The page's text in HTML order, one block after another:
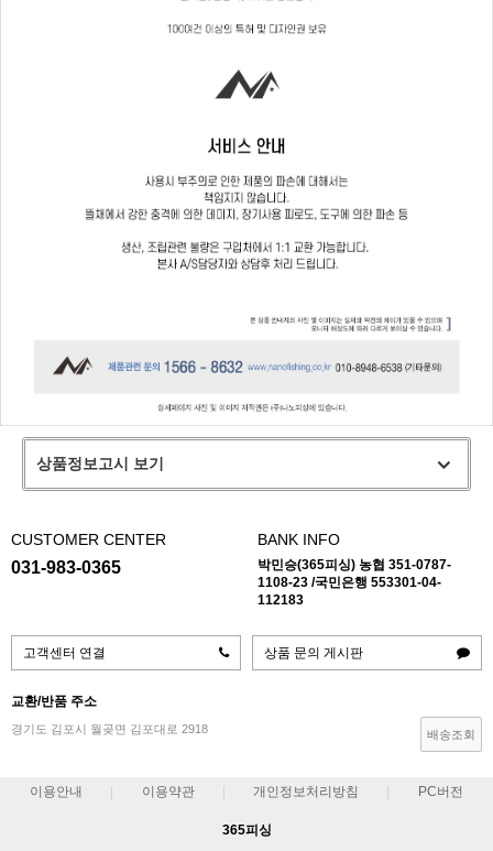
상품정보고시 보기
CUSTOMER CENTER
031-983-0365
BANK INFO
박민승(365피싱) 농협 351-0787-
1108-23 /국민은행 553301-04-
112183
고객센터 연결 상품 문의 게시판
교환/반품 주소
경기도 김포시 월곶면 김포대로 2918 배송조회
이용안내 이용약관 개인정보처리방침 PC버전
365피싱